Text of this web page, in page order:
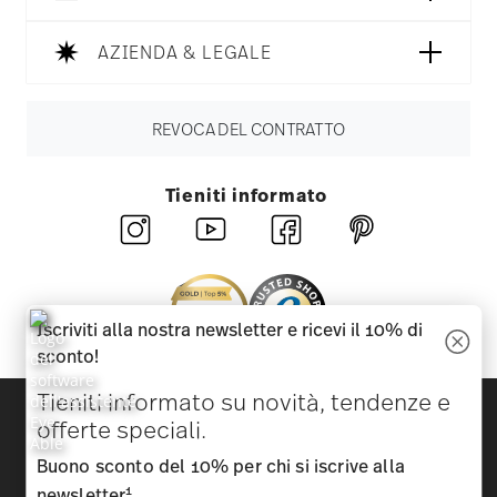
AZIENDA & LEGALE
REVOCA DEL CONTRATTO
Tieniti informato
Scopri tutti i nostri brand
Bellezza e funzionalità per la tua casa
Homepage
Iscriviti alla nostra newsletter e ricevi il 10% di
sconto!
Tieniti informato su novità, tendenze e
offerte speciali.
Buono sconto del 10% per chi si iscrive alla
1